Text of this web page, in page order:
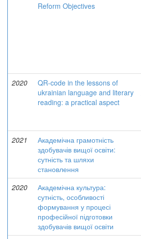
Reform Objectives
2020
QR-code in the lessons of
ukrainian language and literary
reading: a practical aspect
2021
Академічна грамотність
здобувачів вищої освіти:
сутність та шляхи
становлення
2020
Академічна культура:
сутність, особливості
формування у процесі
професійної підготовки
здобувачів вищої освіти